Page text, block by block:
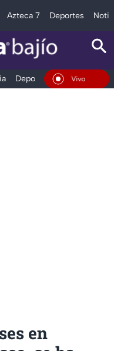
Azteca 7 Deportes
Deportes Espectáculos
En Vivo
en